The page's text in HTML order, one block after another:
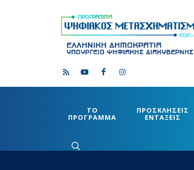
ΤΟ
ΠΡΟΓΡΑΜΜΑ
ΠΡΟΣΚΛΗΣΕΙΣ
ΕΝΤΑΞΕΙΣ